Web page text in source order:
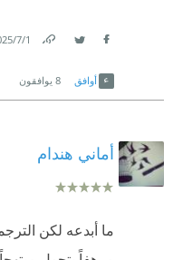
1‏/7‏/2025
أوافق 8 يوافقون
أماني هندام
ما أبدعه لكن